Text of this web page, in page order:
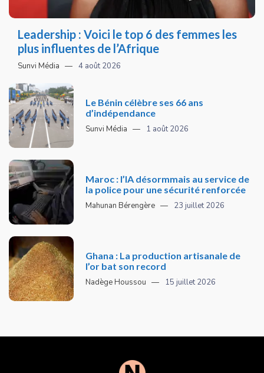
Leadership : Voici le top 6 des femmes les
plus influentes de l’Afrique
Sunvi Média 4 août 2026
Le Bénin célèbre ses 66 ans
d’indépendance
Sunvi Média 1 août 2026
Maroc : l’IA désormmais au service de
la police pour une sécurité renforcée
Mahunan Bérengère 23 juillet 2026
Ghana : La production artisanale de
l’or bat son record
Nadège Houssou 15 juillet 2026